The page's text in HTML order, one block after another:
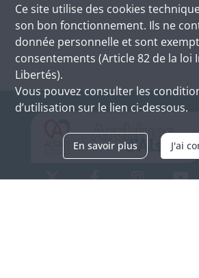
Ce site utilise des cookies
son bon fonctionnement. Ils ne
donnée personnelle et sont
consentements (Article 82 de la loi
Libertés).
Vous pouvez consulter les
d’utilisation sur le lien ci-dessous.
En savoir plus J'ai